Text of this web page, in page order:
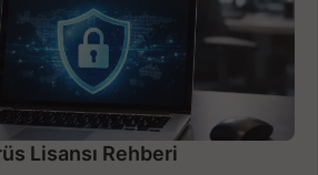
Lisansı Rehberi